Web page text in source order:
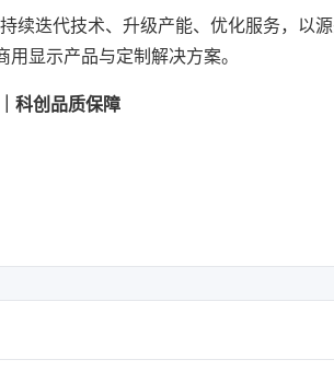
续迭代技术、升级产能、优化服务，以
显示产品与定制解决方案。
科创品质保障